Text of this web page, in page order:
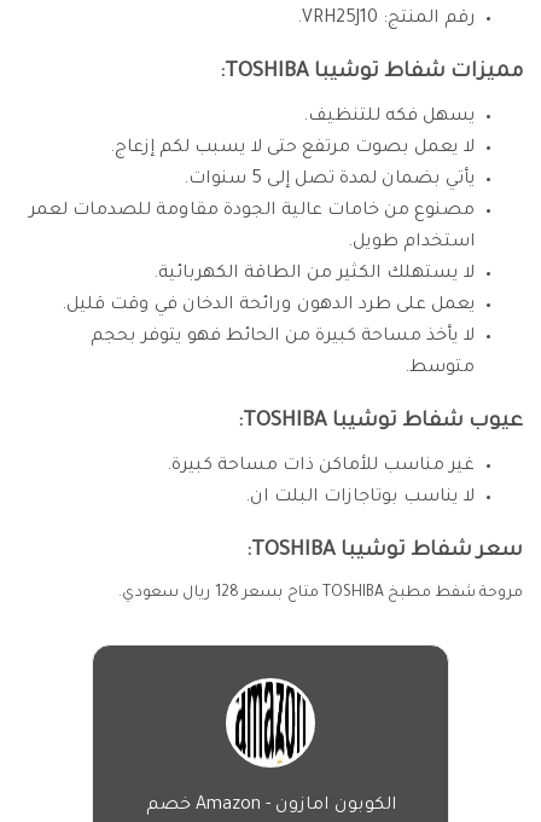
رقم المنتج: VRH25J10.
مميزات شفاط توشيبا TOSHIBA:
يسهل فكه للتنظيف.
لا يعمل بصوت مرتفع حتى لا يسبب لكم إزعاج.
يأتي بضمان لمدة تصل إلى 5 سنوات.
مصنوع من خامات عالية الجودة مقاومة للصدمات لعمر
استخدام طويل.
لا يستهلك الكثير من الطاقة الكهربائية.
يعمل على طرد الدهون ورائحة الدخان في وقت قليل.
لا يأخذ مساحة كبيرة من الحائط فهو يتوفر بحجم
متوسط.
عيوب شفاط توشيبا TOSHIBA:
غير مناسب للأماكن ذات مساحة كبيرة.
لا يناسب بوتاجازات البلت ان.
سعر شفاط توشيبا TOSHIBA:
مروحة شفط مطبخ TOSHIBA متاح بسعر 128 ريال سعودي.
الكوبون امازون - Amazon خصم